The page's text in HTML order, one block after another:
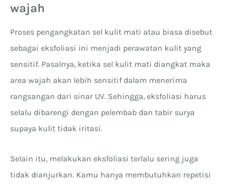
wajah
Proses pengangkatan sel kulit mati atau biasa disebut
sebagai eksfoliasi ini menjadi perawatan kulit yang
sensitif. Pasalnya, ketika sel kulit mati diangkat maka
area wajah akan lebih sensitif dalam menerima
rangsangan dari sinar UV. Sehingga, eksfoliasi harus
selalu dibarengi dengan pelembab dan tabir surya
supaya kulit tidak iritasi.
Selain itu, melakukan eksfoliasi terlalu sering juga
tidak dianjurkan. Kamu hanya membutuhkan repetisi